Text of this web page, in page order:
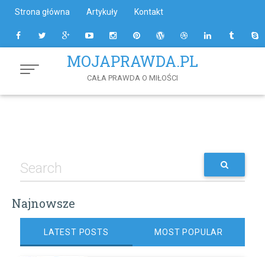
Content
Strona główna Artykuły Kontakt
MOJAPRAWDA.PL
CAŁA PRAWDA O MIŁOŚCI
Najnowsze
LATEST POSTS MOST POPULAR